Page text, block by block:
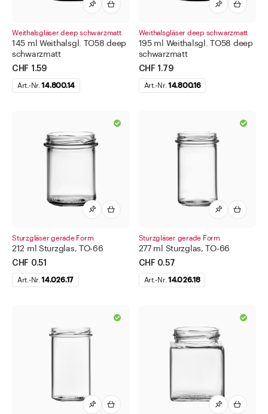
Weithalsgläser deep schwarzmatt
145 ml Weithalsgl. TO58 deep
schwarzmatt
CHF 1.59
Art.-Nr.14.800.14
Weithalsgläser deep schwarzmatt
195 ml Weithalsgl. TO58 deep
schwarzmatt
CHF 1.79
Art.-Nr. 14.800.16
Sturzgläser gerade Form
212 ml Sturzglas, TO-66
CHF 0.51
Art.-Nr.14.026.17
Sturzgläser gerade Form
277 ml Sturzglas, TO-66
CHF 0.57
Art.-Nr. 14.026.18